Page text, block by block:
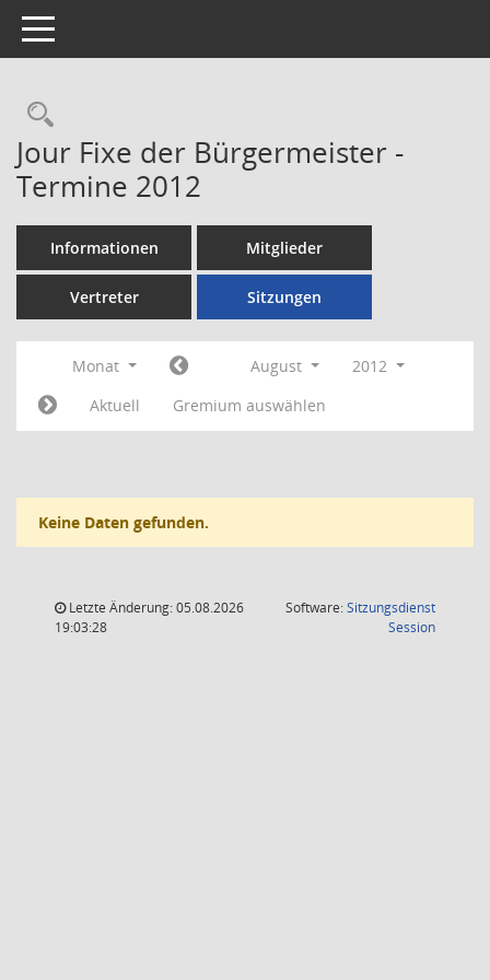
Toggle navigation
Rechercheauswahl
Jour Fixe der Bürgermeister -
Termine 2012
Informationen Mitglieder
Vertreter Sitzungen
Monat August
2012
Aktuell
Gremium auswählen
Keine Daten gefunden.
Letzte Änderung: 05.08.2026
19:03:28
Software:Sitzungsdienst
Session(Wird in